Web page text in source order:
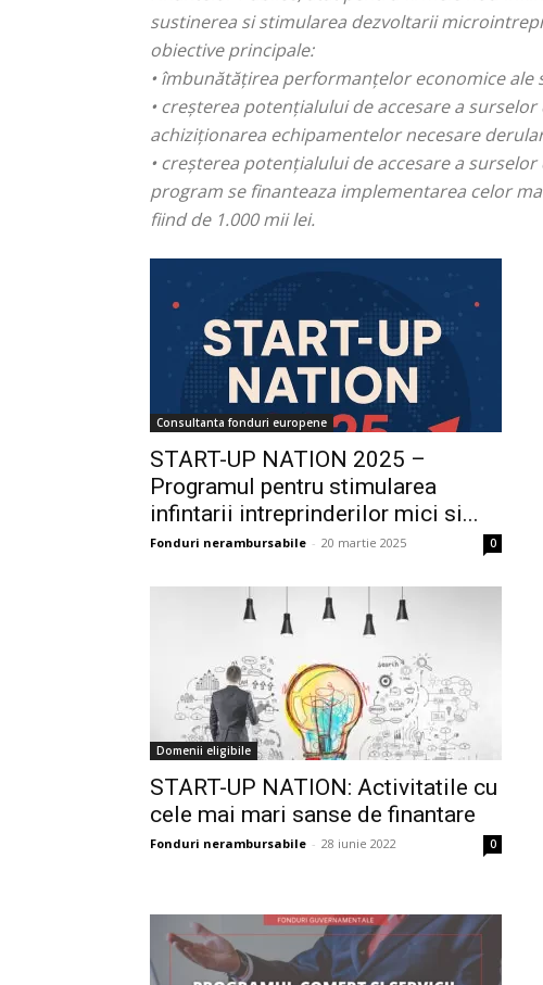
sustinerea si stimularea dezvoltarii
obiective principale:
• îmbunătățirea performanțelor economice
• creșterea potențialului de accesare a
achiziționarea echipamentelor necesare
• creșterea potențialului de accesare a
program se finanteaza implementarea celor
fiind de 1.000 mii lei.
Consultanta fonduri europene
START-UP NATION 2025 –
Programul pentru stimularea
infintarii intreprinderilor mici si...
Fonduri nerambursabile - 20 martie 2025 0
Domenii eligibile
START-UP NATION: Activitatile cu
cele mai mari sanse de finantare
Fonduri nerambursabile - 28 iunie 2022 0